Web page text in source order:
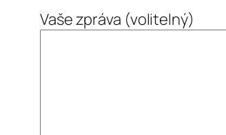
Vaše zpráva (volitelný)